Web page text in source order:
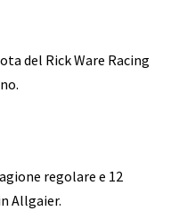
del Rick Ware Racing
regolare e 12
Allgaier.